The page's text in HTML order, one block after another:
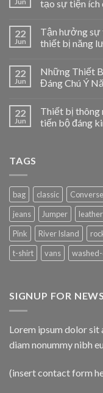
tạo sự tiện ích
22
Jun
Tận hưởng sự
thiết bị năng
22
Jun
Những Thiết
Đáng Chú Ý
22
Jun
Thiết bị thông
tiến bộ đáng
TAGS
bag classic Converse
jeans
Jumper leather
Pink
River Island
t-shirt
vans
SIGNUP FOR
Lorem ipsum dolor sit
diam nonummy nibh
(insert contact form